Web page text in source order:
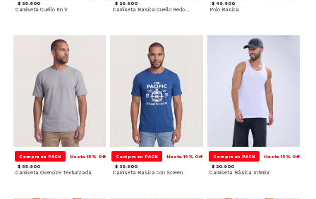
$ 29.900
Camiseta Cuello En V
$ 29.900
Camiseta Basica Cuello Redondo
$ 49.900
Polo Basica
Compra en PACK Hasta 15% Off
$ 59.900
Camiseta Oversize Texturizada
Compra en PACK Hasta 15% Off
$ 39.900
Camiseta Basica con Screen
Compra en PACK Hasta 15% Off
$ 20.900
Camiseta Básica Interior